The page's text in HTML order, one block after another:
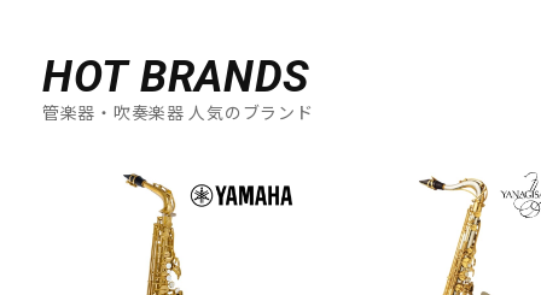
HOT BRANDS
管楽器・吹奏楽器 人気のブランド